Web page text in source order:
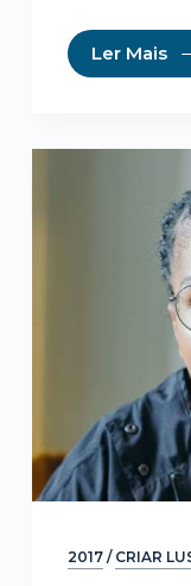
Ler Mais
2017/ CRIAR